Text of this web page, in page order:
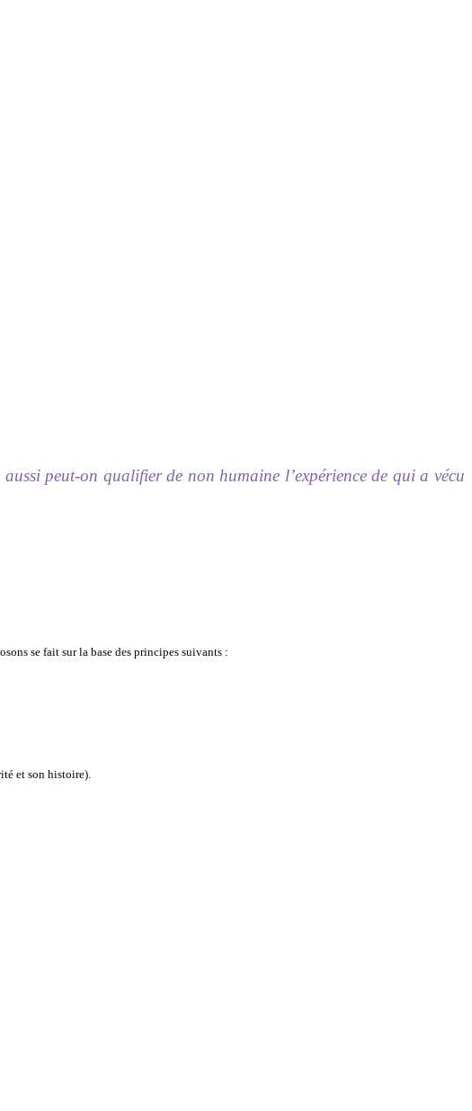
peut-on qualifier de non humaine l’expérience de qui a vécu
se fait sur la base des principes suivants :
et son histoire).